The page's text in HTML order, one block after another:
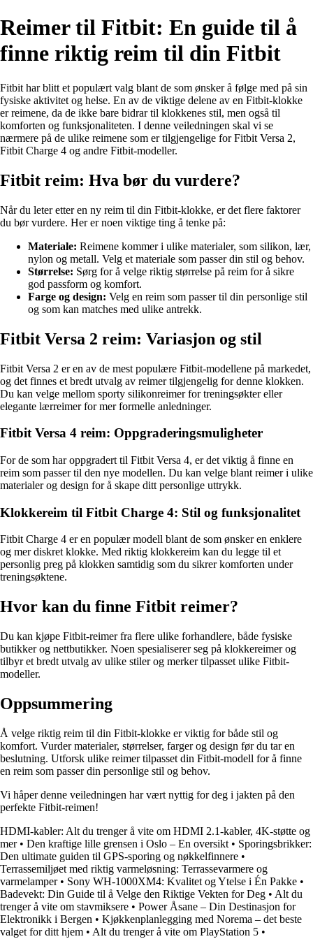
Reimer til Fitbit: En guide til å
finne riktig reim til din Fitbit
Fitbit har blitt et populært valg blant de som ønsker å følge med på sin
fysiske aktivitet og helse. En av de viktige delene av en Fitbit-klokke
er reimene, da de ikke bare bidrar til klokkenes stil, men også til
komforten og funksjonaliteten. I denne veiledningen skal vi se
nærmere på de ulike reimene som er tilgjengelige for Fitbit Versa 2,
Fitbit Charge 4 og andre Fitbit-modeller.
Fitbit reim: Hva bør du vurdere?
Når du leter etter en ny reim til din Fitbit-klokke, er det flere faktorer
du bør vurdere. Her er noen viktige ting å tenke på:
Materiale: Reimene kommer i ulike materialer, som silikon, lær,
nylon og metall. Velg et materiale som passer din stil og behov.
Størrelse: Sørg for å velge riktig størrelse på reim for å sikre
god passform og komfort.
Farge og design: Velg en reim som passer til din personlige stil
og som kan matches med ulike antrekk.
Fitbit Versa 2 reim: Variasjon og stil
Fitbit Versa 2 er en av de mest populære Fitbit-modellene på markedet,
og det finnes et bredt utvalg av reimer tilgjengelig for denne klokken.
Du kan velge mellom sporty silikonreimer for treningsøkter eller
elegante lærreimer for mer formelle anledninger.
Fitbit Versa 4 reim: Oppgraderingsmuligheter
For de som har oppgradert til Fitbit Versa 4, er det viktig å finne en
reim som passer til den nye modellen. Du kan velge blant reimer i ulike
materialer og design for å skape ditt personlige uttrykk.
Klokkereim til Fitbit Charge 4: Stil og funksjonalitet
Fitbit Charge 4 er en populær modell blant de som ønsker en enklere
og mer diskret klokke. Med riktig klokkereim kan du legge til et
personlig preg på klokken samtidig som du sikrer komforten under
treningsøktene.
Hvor kan du finne Fitbit reimer?
Du kan kjøpe Fitbit-reimer fra flere ulike forhandlere, både fysiske
butikker og nettbutikker. Noen spesialiserer seg på klokkereimer og
tilbyr et bredt utvalg av ulike stiler og merker tilpasset ulike Fitbit-
modeller.
Oppsummering
Å velge riktig reim til din Fitbit-klokke er viktig for både stil og
komfort. Vurder materialer, størrelser, farger og design før du tar en
beslutning. Utforsk ulike reimer tilpasset din Fitbit-modell for å finne
en reim som passer din personlige stil og behov.
Vi håper denne veiledningen har vært nyttig for deg i jakten på den
perfekte Fitbit-reimen!
HDMI-kabler: Alt du trenger å vite om HDMI 2.1-kabler, 4K-støtte og
mer• Den kraftige lille grensen i Oslo – En oversikt • Sporingsbrikker:
Den ultimate guiden til GPS-sporing og nøkkelfinnere •
Terrassemiljøet med riktig varmeløsning: Terrassevarmere og
varmelamper• Sony WH-1000XM4: Kvalitet og Ytelse i Én Pakke •
Badevekt: Din Guide til å Velge den Riktige Vekten for Deg • Alt du
trenger å vite om stavmiksere • Power Åsane – Din Destinasjon for
Elektronikk i Bergen • Kjøkkenplanlegging med Norema – det beste
valget for ditt hjem • Alt du trenger å vite om PlayStation 5 •